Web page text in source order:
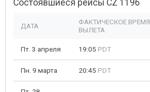
Состоявшиеся рейсы CZ 1196
ДАТА
ФАКТИЧЕСКОЕ ВРЕМЯ
ВЫЛЕТА
Пт. 3 апреля 19:05 PDT
Пн. 9 марта 20:45 PDT